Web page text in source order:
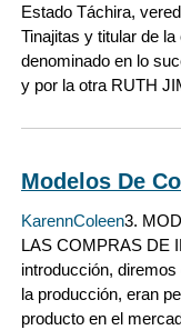
Estado Táchira,
Tinajitas y titular de
denominado en lo
y por la otra RUTH
Modelos De
KarennColeen3.
LAS COMPRAS DE
introducción,
la producción, eran
producto en el